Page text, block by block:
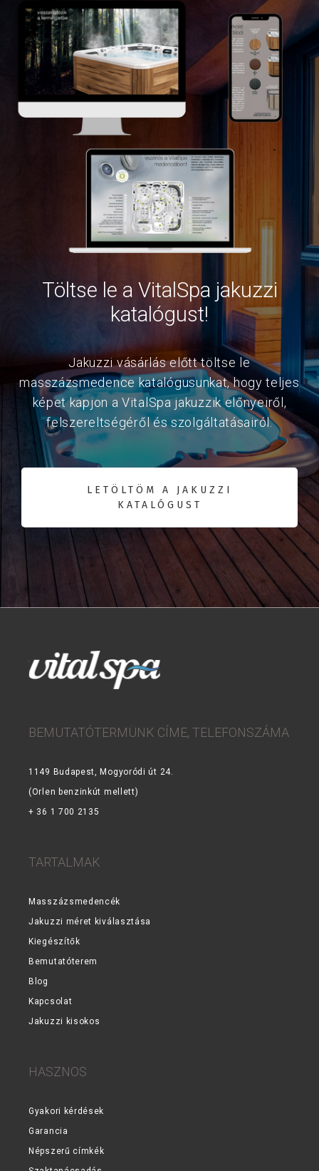
Töltse le a VitalSpa jakuzzi
katalógust!
Jakuzzi vásárlás előtt töltse le
masszázsmedence katalógusunkat, hogy teljes
képet kapjon a VitalSpa jakuzzik előnyeiről,
felszereltségéről és szolgáltatásairól.
LETÖLTÖM A JAKUZZI
KATALÓGUST
BEMUTATÓTERMÜNK CÍME, TELEFONSZÁMA
1149 Budapest, Mogyoródi út 24.
(Orlen benzinkút mellett)
+ 36 1 700 2135
TARTALMAK
Masszázsmedencék
Jakuzzi méret kiválasztása
Kiegészítők
Bemutatóterem
Blog
Kapcsolat
Jakuzzi kisokos
HASZNOS
Gyakori kérdések
Garancia
Népszerű címkék